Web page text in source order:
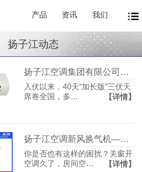
产品 资讯 我们
扬子江动态
扬子江空调集团有限公司商用暖通源头厂家，40年匠心护航从容度伏
入伏以来，40天“加长版”三伏天
席卷全国，多…
【详情】
扬子江空调新风换气机——告别室内空气闷浊，畅享洁净富氧新生活
你是否也有这样的困扰？关窗开
空调久了，房间空…
【详情】